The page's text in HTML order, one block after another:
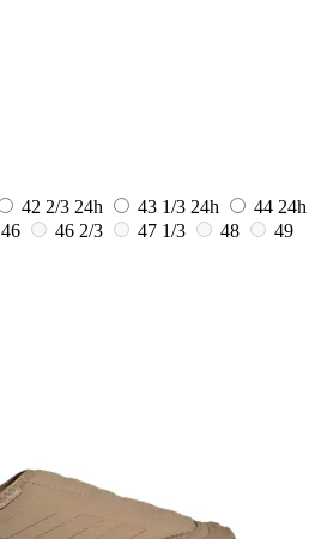
42 2/3 24h 43 1/3 24h 44 24h
46 46 2/3 47 1/3 48
49